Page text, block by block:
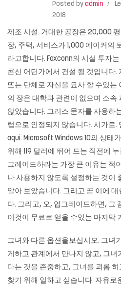
Posted by admin
2018
제조 시설. 거대한 공장은 20,000
장, 주택, 서비스가 1,000 에이커의
라고합니다. Foxconn의 시설 투자
콘신 어딘가에서 건설 될 것입니다.
또는 단체로 자신을 묘사 할 수있는
의 장은 대학과 관련이 없으며 소속
않았습니다. 그리스 문자를 사용하
럽으로 인정되지 않습니다. 시가로.
aqui. Microsoft Windows 10의 상태
위해 119 달러에 뛰어 드는 직전에
그레이드하라는 가장 큰 이유는 적
나 사용하지 않도록 설정하는 것이
알아 보았습니다. 그리고 곧 이에 대
다. 그리고, 오, 업그레이드하면, 그
이것이 무료로 얻을 수있는 마지막
그녀와 다른 옵션을보십시오. 그녀
게하고 관계에서 만나지 않고, 그녀
다는 것을 존중하고, 그녀를 괴롭
찾기 위해 일하고 싶습니다. 자유로